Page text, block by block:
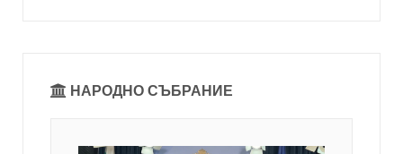
НАРОДНО СЪБРАНИЕ